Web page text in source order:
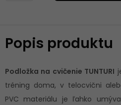
Popis produktu
Podložka na cvičenie TUNTURI
tréning doma, v telocvični
PVC materiálu je ľahko